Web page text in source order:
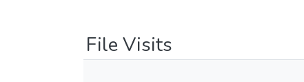
File Visits